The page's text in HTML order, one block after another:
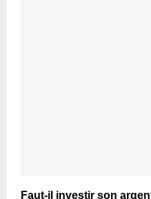
Faut-il investir son